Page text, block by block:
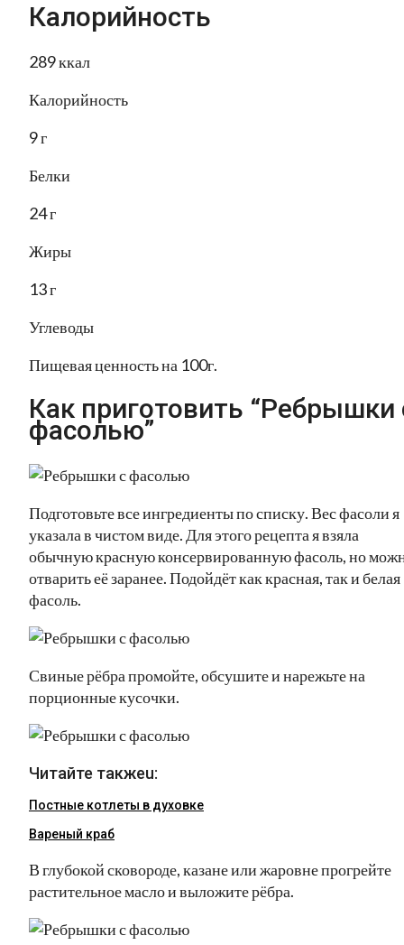
Калорийность
289 ккал
Калорийность
9 г
Белки
24 г
Жиры
13 г
Углеводы
Пищевая ценность на 100г.
Как приготовить “Ребрышки
фасолью”
Подготовьте все ингредиенты по списку. Вес фасоли я
указала в чистом виде. Для этого рецепта я взяла
обычную красную консервированную фасоль, но
отварить её заранее. Подойдёт как красная, так и белая
фасоль.
Свиные рёбра промойте, обсушите и нарежьте на
порционные кусочки.
Читайте такжеu:
Постные котлеты в духовке
Вареный краб
В глубокой сковороде, казане или жаровне прогрейте
растительное масло и выложите рёбра.